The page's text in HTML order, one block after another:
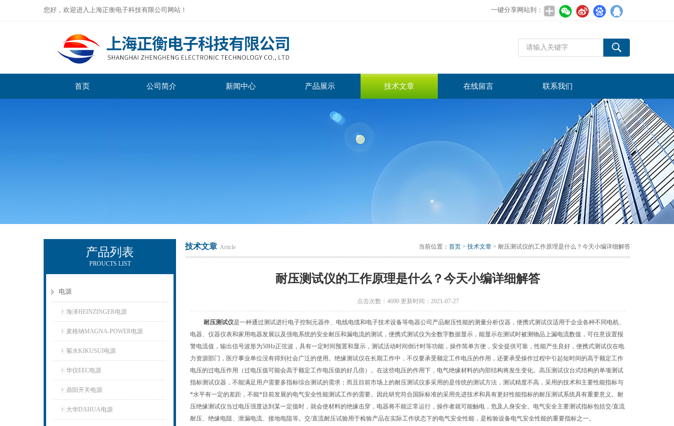
您好，欢迎进入上海正衡电子科技有限公司网站！ 一键分享网站到：
首页 公司简介 新闻中心 产品展示 技术文章 在线留言 联系我们
产品列表
PROUCTS LIST
电源
海泽HEINZINGER电源
麦格纳MAGNA-POWER电源
菊水KIKUSUI电源
华仪EEC电源
鼎阳开关电源
大华DAHUA电源
技术文章 Article 当前位置： 首页 > 技术文章 > 耐压测试仪的工作原理是什么？今天小编详细解答
耐压测试仪的工作原理是什么？今天小编详细解答
点击次数：4690 更新时间：2021-07-27
耐压测试仪是一种通过测试进行电子控制元器件、电线电缆和电子技术设备等电器公司产品耐压性能的测量分析仪器，便携式测试仪适用于企业各种不同电机、
电器、仪器仪表和家用电器发展以及强电系统的安全耐压和漏电流的测试，便携式测试仪为全数字数据显示，能显示在测试时被测物品上漏电流数值，可任意设置报
警电流值，输出信号波形为50Hz正弦波，具有一定时间预置和显示，测试活动时间倒计时等功能，操作简单方便，安全提供可靠，性能产生良好，便携式测试仪在电
力资源部门，医疗事业单位没有得到社会广泛的使用。绝缘测试仪在长期工作中，不仅要承受额定工作电压的作用，还要承受操作过程中引起短时间的高于额定工作
电压的过电压作用（过电压值可能会高于额定工作电压值的好几倍）。在这些电压的作用下，电气绝缘材料的内部结构将发生变化。高压测试仪台式结构的单项测试
指标测试仪器，不能满足用户需要多指标综合测试的需求；而且目前市场上的耐压测试仪多采用的是传统的测试方法，测试精度不高，采用的技术和主要性能指标与
*水平有一定的差距，不能*目前发展的电气安全性能测试工作的需要。因此研究符合国际标准的采用先进技术和具有更好性能指标的耐压测试系统具有重要意义。耐
压绝缘测试仪当过电压强度达到某一定值时，就会使材料的绝缘击穿，电器将不能正常运行，操作者就可能触电，危及人身安全。电气安全主要测试指标包括交/直流
耐压、绝缘电阻、泄漏电流、接地电阻等。交/直流耐压试验用于检验产品在实际工作状态下的电气安全性能，是检验设备电气安全性能的重要指标之一。